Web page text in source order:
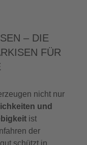
– DIE
FÜR
nicht nur
und
ist
der
schützt in